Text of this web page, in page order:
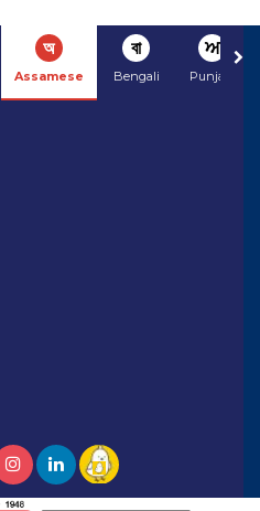
অ
Assamese
বা
Bengali
ਅ
Punjabi